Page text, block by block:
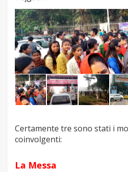
Certamente tre sono stati i
coinvolgenti:
La Messa